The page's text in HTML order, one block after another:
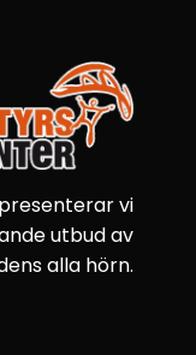
vi
utbud av
alla hörn.